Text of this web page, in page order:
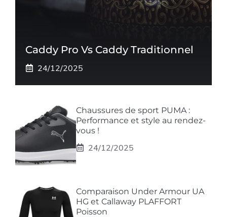
Caddy Pro Vs Caddy Traditionnel
24/12/2025
Chaussures de sport PUMA :
Performance et style au rendez-
vous !
24/12/2025
Comparaison Under Armour UA
HG et Callaway PLAFFORT
Poisson